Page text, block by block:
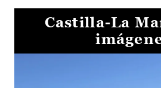
Castilla-La